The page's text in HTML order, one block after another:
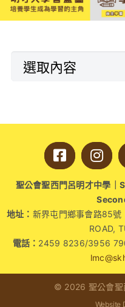
聖公會聖西門呂明才中學
地址： 新界屯門鄉事會路85
ROAD,
電話： 2459 8236/3956
© 2026 聖公會聖
Website